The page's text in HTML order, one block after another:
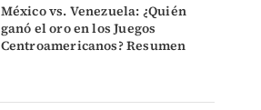
México vs. Venezuela: ¿Quién
ganó el oro en los Juegos
Centroamericanos? Resumen